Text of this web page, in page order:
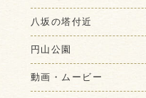
八坂の塔付近
円山公園
動画・ムービー